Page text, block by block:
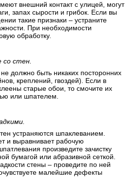
внешний контакт с улицей, могут
запах сырости и грибок. Если вы
такие признаки – устраните
При необходимости
обработку.
со стен.
должно быть никаких посторонних
креплений, гвоздей). Если в
старые обои, то смочите их
или шпателем.
устраняются шпаклеванием.
и выравнивает рабочую
произведите зачистку
бумагой или абразивной сеткой.
стены – проведите по ней
малейшие дефекты